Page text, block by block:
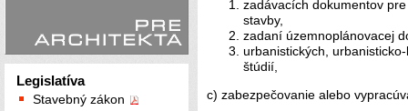
Legislatíva
Stavebný zákon
zadávacích dokumentov
stavby,
zadaní územnoplánovacej
urbanistických,
štúdií,
c) zabezpečovanie alebo